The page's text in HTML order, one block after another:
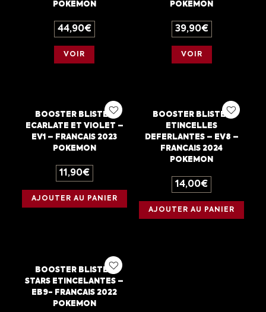
POKEMON
44,90€
VOIR
POKEMON
39,90€
VOIR
BOOSTER BLISTER
ECARLATE ET VIOLET –
EV1 – FRANCAIS 2023
POKEMON
11,90€
AJOUTER AU PANIER
BOOSTER BLISTER
ETINCELLES
DEFERLANTES – EV8 –
FRANCAIS 2024
POKEMON
14,00€
AJOUTER AU PANIER
BOOSTER BLISTER
STARS ETINCELANTES –
EB9- FRANCAIS 2022
POKEMON